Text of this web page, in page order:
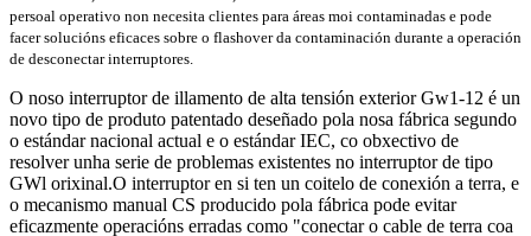
persoal operativo non necesita clientes para áreas moi contaminadas e pode
facer solucións eficaces sobre o flashover da contaminación durante a operación
de desconectar interruptores.
O noso interruptor de illamento de alta tensión exterior Gw1-12 é un
novo tipo de produto patentado deseñado pola nosa fábrica segundo
o estándar nacional actual e o estándar IEC, co obxectivo de
resolver unha serie de problemas existentes no interruptor de tipo
GWl orixinal.O interruptor en si ten un coitelo de conexión a terra, e
o mecanismo manual CS producido pola fábrica pode evitar
eficazmente operacións erradas como "conectar o cable de terra coa